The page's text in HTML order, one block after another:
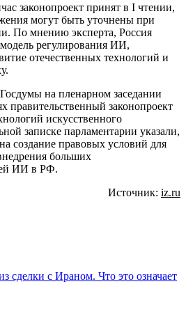
законопроект принят в I чтении,
могут быть уточнены при
По мнению эксперта, Россия
регулирования ИИ,
отечественных технологий и
на пленарном заседании
правительственный законопроект
искусственного
записке парламентарии указали,
создание правовых условий для
больших
ИИ в РФ.
Источник: iz.ru
сделки с Ираном. Что это означает